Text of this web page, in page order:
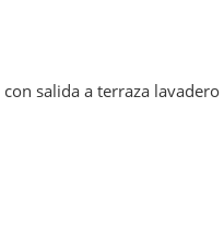
salida a terraza lavadero